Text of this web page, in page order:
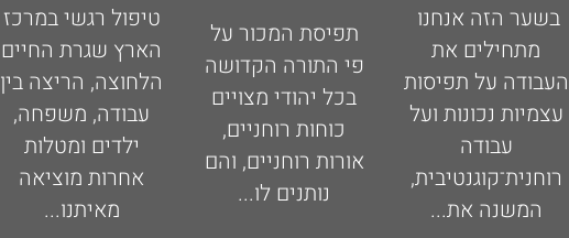
בשער הזה אנחנו
מתחילים את
העבודה על תפיסות
עצמיות נכונות ועל
עבודה
רוחנית־קוגנטיבית,
המשנה את...
תפיסת המכור על
פי התורה הקדושה
בכל יהודי מצויים
כוחות רוחניים,
אורות רוחניים, והם
נותנים לו...
טיפול רגשי במרכז
הארץ שגרת החיים
הלחוצה, הריצה בין
עבודה, משפחה,
ילדים ומטלות
אחרות מוציאה
מאיתנו...